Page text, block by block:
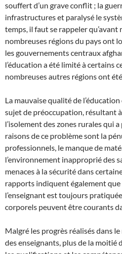
souffert d’un grave conflit ; la
infrastructures et paralysé le
temps, il faut se rappeler qu’avant
nombreuses régions du pays ont
les gouvernements centraux
l’éducation a été limité à certains
nombreuses autres régions ont
La mauvaise qualité de
sujet de préoccupation, résultant
l’isolement des zones rurales qui
raisons de ce problème sont la
professionnels, le manque de
l’environnement inapproprié des
menaces à la sécurité dans
rapports indiquent également que
l’enseignant est toujours
corporels peuvent être courants
Malgré les progrès réalisés dans
des enseignants, plus de la moitié